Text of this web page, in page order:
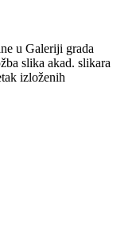
u Galeriji grada
slika akad. slikara
izloženih